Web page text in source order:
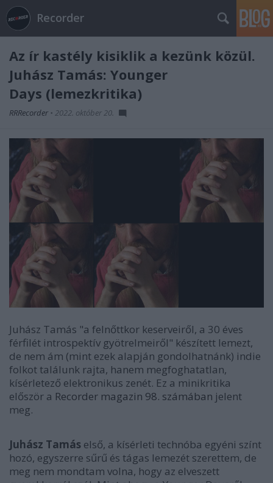
Recorder
Az ír kastély kisiklik a kezünk közül.
Juhász Tamás: Younger
Days (lemezkritika)
RRRecorder • 2022. október 20.
Juhász Tamás "a felnőttkor keserveiről, a 30 éves
férfilét introspektív gyötrelmeiről" készített lemezt,
de nem ám (mint ezek alapján gondolhatnánk) indie
folkot találunk rajta, hanem megfoghatatlan,
kísérletező elektronikus zenét. Ez a minikritika
először a Recorder magazin 98. számában jelent
meg.
Juhász Tamás első, a kísérleti technóba egyéni színt
hozó, egyszerre sűrű és tágas lemezét szerettem, de
meg nem mondtam volna, hogy az elveszett